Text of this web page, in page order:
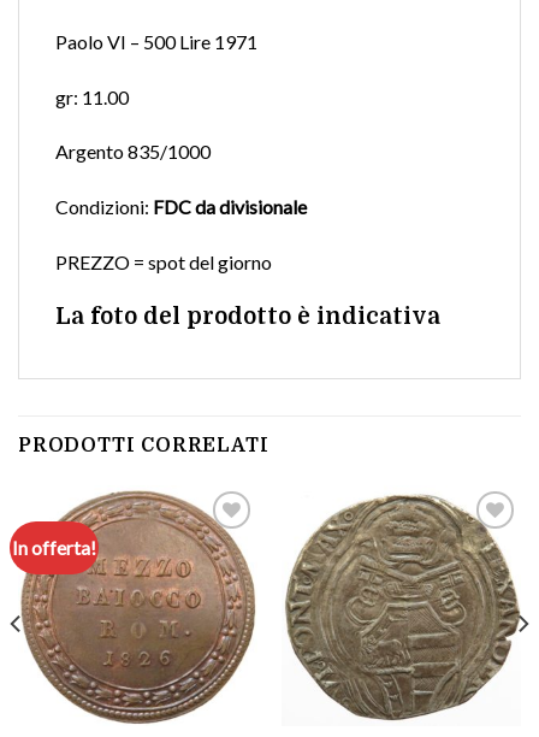
Paolo VI – 500 Lire 1971
gr: 11.00
Argento 835/1000
Condizioni: FDC da divisionale
PREZZO = spot del giorno
La foto del prodotto è indicativa
PRODOTTI CORRELATI
In offerta!
Aggiungi
a lista
dei
desideri
Aggiungi
a lista
dei
desideri